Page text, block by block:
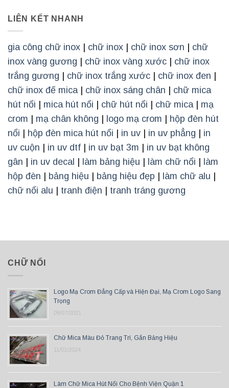
LIÊN KẾT NHANH
gia công chữ inox chữ inox chữ inox sơn
chữ
inox vàng gương
chữ inox vàng xước
chữ inox
trắng gương
chữ inox trắng xước chữ inox đen
chữ inox đế mica| chữ inox sáng chân
chữ mica
hút nổi
mica hút nổi chữ hút nổi chữ mica| mạ
crom
mạ chân không logo mạ crom
hộp đèn hút
nổi
hộp đèn mica hút nổi in uv in uv phẳng
in
uv cuộn
in uv dtf in uv bạt 3m
in uv bạt không
gân
in uv decal làm bảng hiệu làm chữ nổi
làm
hộp đèn
bảng hiệu bảng hiệu đẹp làm chữ alu
chữ nổi alu
tranh điện tranh tráng gương
CHỮ NỔI
Logo Mạ Crom Đẳng Cấp và Hiện Đại, Mạ Crom Logo Sang
Trọng
09/07/2021
Chữ Mica Màu Đỏ Trang Trí, Gắn Bảng Hiệu
11/01/2024
Làm Chữ Mica Hút Nổi Cho Bệnh Viện Quận 1